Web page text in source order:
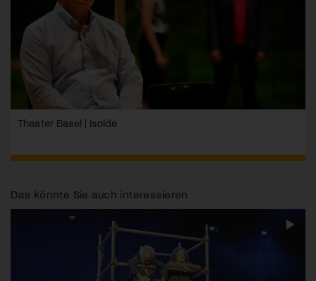
Theater Basel | Isolde
Das könnte Sie auch interessieren